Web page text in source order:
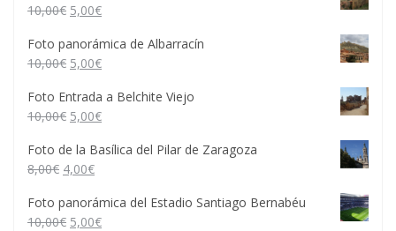
10,00€ 5,00€
Foto panorámica de Albarracín
10,00€ 5,00€
Foto Entrada a Belchite Viejo
10,00€ 5,00€
Foto de la Basílica del Pilar de Zaragoza
8,00€ 4,00€
Foto panorámica del Estadio Santiago Bernabéu
10,00€ 5,00€